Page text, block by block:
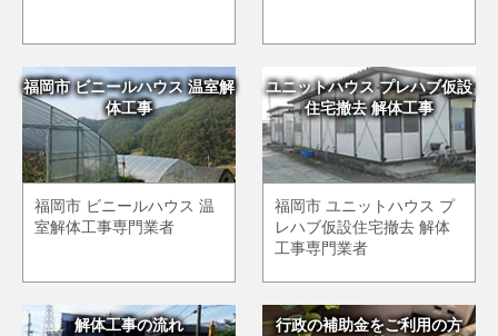
福岡市 ビニールハウス 温室解
体工事
福岡市 ビニールハウス 温
室解体工事専門業者
ユニットハウス プレハブ仮設
住宅撤去 解体工事
福岡市 ユニットハウス プ
レハブ仮設住宅撤去 解体
工事専門業者
解体工事の流れ 行政の補助金をご利用の方